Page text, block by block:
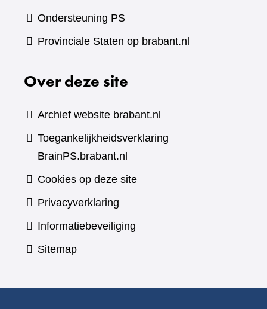
Ondersteuning PS
Provinciale Staten op brabant.nl
Over deze site
Archief website brabant.nl
Toegankelijkheidsverklaring
BrainPS.brabant.nl
Cookies op deze site
Privacyverklaring
Informatiebeveiliging
Sitemap